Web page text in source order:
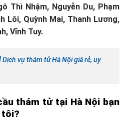
Thì Nhậm, Nguyễn Du, Phạm
Lôi, Quỳnh Mai, Thanh Lương,
Vĩnh Tuy.
vụ thám tử Hà Nội giá rẻ, uy
thám tử tại Hà Nội bạn
tôi?